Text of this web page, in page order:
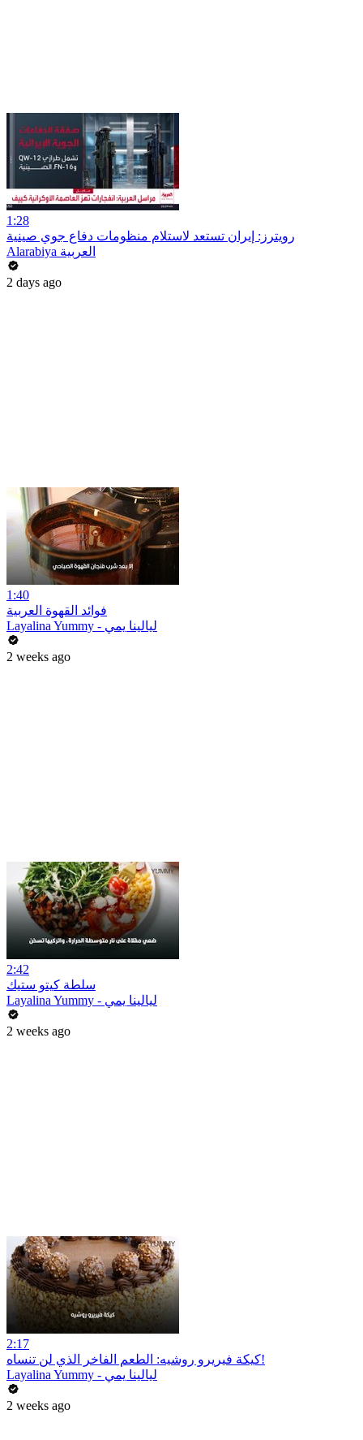
1:28
رويترز: إيران تستعد لاستلام منظومات دفاع جوي صينية
Alarabiya العربية
2 days ago
1:40
فوائد القهوة العربية
Layalina Yummy - ليالينا يمي
2 weeks ago
2:42
سلطة كيتو ستيك
Layalina Yummy - ليالينا يمي
2 weeks ago
2:17
كيكة فيريرو روشيه: الطعم الفاخر الذي لن تنساه!
Layalina Yummy - ليالينا يمي
2 weeks ago